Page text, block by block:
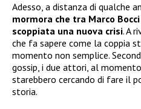
Adesso, a distanza di qualche
mormora che tra Marco
scoppiata una nuova crisi. A
che fa sapere come la coppia
momento non semplice.
gossip, i due attori, al
starebbero cercando di fare il
storia.